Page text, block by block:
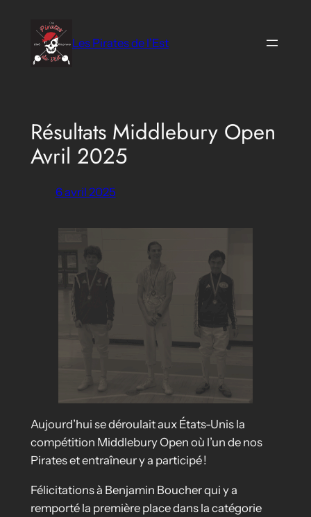
contenu
Les Pirates de l'Est
Résultats Middlebury Open
Avril 2025
6 avril 2025
Aujourd’hui se déroulait aux États-Unis la
compétition Middlebury Open où l’un de nos
Pirates et entraîneur y a participé !
Félicitations à Benjamin Boucher qui y a
remporté la première place dans la catégorie